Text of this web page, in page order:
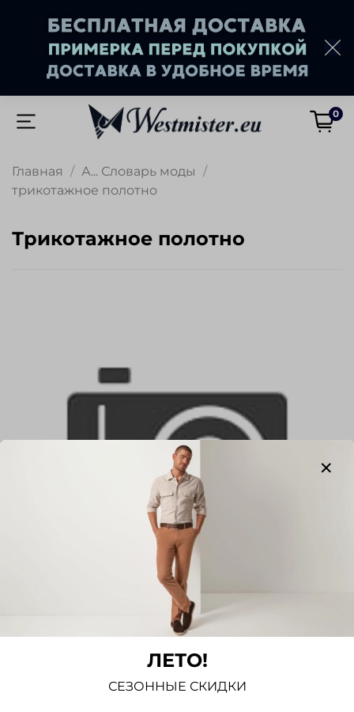
0
Главная
А... Словарь моды
трикотажное полотно
трикотажное полотно
Ажурный трикотаж - полупрозрачное
трикотажное полотно, которое получают
ЛЕТО!
СЕЗОННЫЕ СКИДКИ